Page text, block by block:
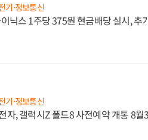
기·정보통신
닉스 1주당 375원 현금배당 실시, 추
기·정보통신
자, 갤럭시Z 폴드8 사전예약 개통 8월